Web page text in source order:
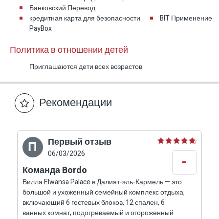
Отдельное гостевое здание для
семейных трапез
Одно из главных преимуществ Elwansa Palace
— отдельное гостевое здание, расположенное
в стороне комплекса и служащее центральным
пространством для трапез, семейных встреч и
совместного отдыха. Здание большое, удобное
и оборудованное, включает дополнительную
кухню, холодильники, плиту и обеденный стол.
Преимущество этого здания особенно важно
для больших семей: здесь можно проводить
общие трапезы, семейные ужины, семейные
праздники и большие встречи, не перегружая
внутренние помещения виллы. Так
Банковский Перевод
кредитная карта для безопасности
BIT Применение
PayBox
Политика в отношении детей
Приглашаются дети всех возрастов.
Рекомендации
П Первый отзыв
06/03/2026
Команда Bordo
Вилла Elwansa Palace в Далият-эль-Кармель — это
большой и ухоженный семейный комплекс отдыха,
включающий 6 гостевых блоков, 12 спален, 6
ванных комнат, подогреваемый и огороженный
-